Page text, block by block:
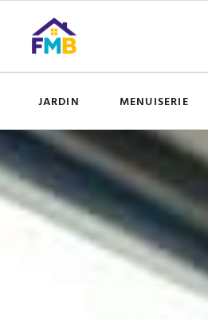
JARDIN MENUISERIE